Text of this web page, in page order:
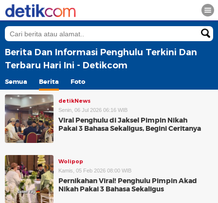
Berita Dan Informasi Penghulu Terkini Dan
Terbaru Hari Ini - Detikcom
Semua Berita Foto
detikNews
Senin, 06 Jul 2026 06:16 WIB
Viral Penghulu di Jaksel Pimpin Nikah
Pakai 3 Bahasa Sekaligus, Begini Ceritanya
Wolipop
Kamis, 05 Feb 2026 08:00 WIB
Pernikahan Viral! Penghulu Pimpin Akad
Nikah Pakai 3 Bahasa Sekaligus